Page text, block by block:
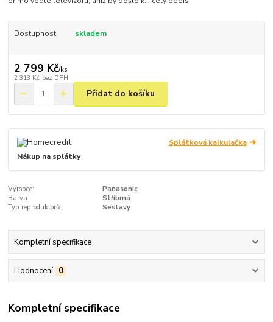
Dostupnost skladem
2 799 Kč/ks
2 313 Kč bez DPH
Přidat do košíku
Splátková kalkulačka
Nákup na splátky
Výrobce:
Panasonic
Barva:
Stříbrná
Typ reproduktorů:
Sestavy
Kompletní specifikace
Hodnocení 0
Kompletní specifikace